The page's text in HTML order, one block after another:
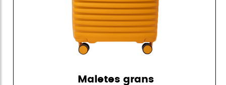
Maletes grans